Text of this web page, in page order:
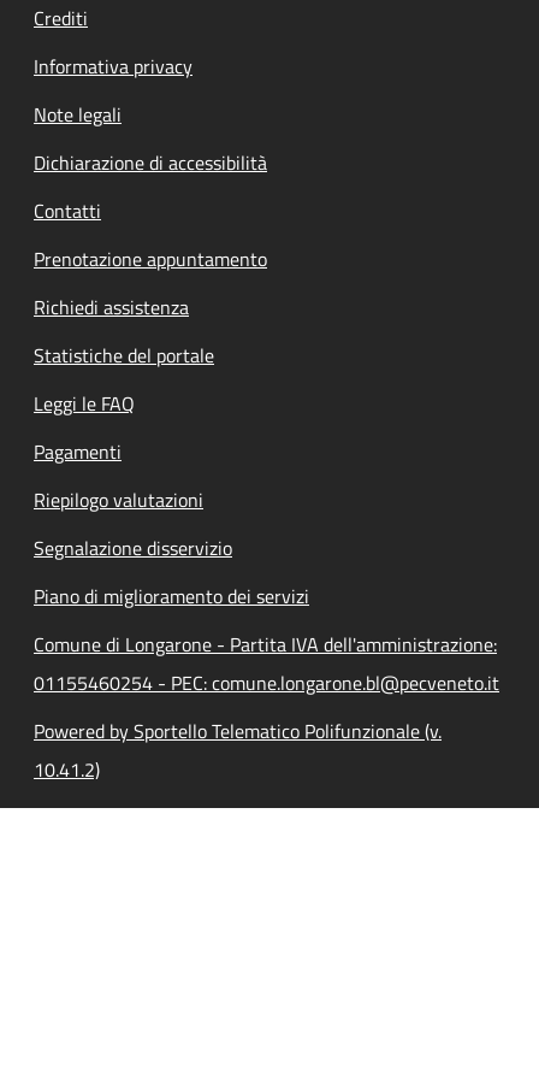
Crediti
Informativa privacy
Note legali
Dichiarazione di accessibilità
Contatti
Prenotazione appuntamento
Richiedi assistenza
Statistiche del portale
Leggi le FAQ
Pagamenti
Riepilogo valutazioni
Segnalazione disservizio
Piano di miglioramento dei servizi
Comune di Longarone - Partita IVA dell'amministrazione:
01155460254 - PEC: comune.longarone.bl@pecveneto.it
Powered by Sportello Telematico Polifunzionale (v.
10.41.2)